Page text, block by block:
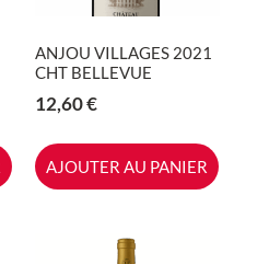
ANJOU VILLAGES 2021
CHT BELLEVUE
12,60€
AJOUTER AU PANIER